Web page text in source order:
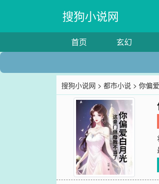
搜狗小说网
首页 玄幻
搜狗小说网 >都市小说 > 你偏